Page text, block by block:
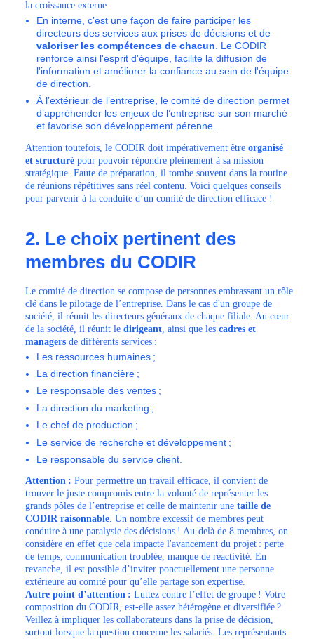
la croissance externe.
En interne, c’est une façon de faire participer les
directeurs des services aux prises de décisions et de
valoriser les compétences de chacun . Le CODIR
renforce ainsi l'esprit d'équipe, facilite la diffusion de
l'information et améliorer la confiance au sein de l'équipe
de direction.
À l’extérieur de l’entreprise, le comité de direction permet
d’appréhender les enjeux de l’entreprise sur son marché
et favorise son développement pérenne.
Attention toutefois, le CODIR doit impérativement être organisé
et structuré pour pouvoir répondre pleinement à sa mission
stratégique. Faute de préparation, il tombe souvent dans la routine
de réunions répétitives sans réel contenu. Voici quelques conseils
pour parvenir à la conduite d’un comité de direction efficace !
2. Le choix pertinent des
membres du CODIR
Le comité de direction se compose de personnes embrassant un rôle
clé dans le pilotage de l’entreprise. Dans le cas d'un groupe de
société, il réunit les directeurs généraux de chaque filiale. Au cœur
de la société, il réunit le dirigeant , ainsi que les cadres et
managers de différents services :
Les ressources humaines ;
La direction financière ;
Le responsable des ventes ;
La direction du marketing ;
Le chef de production ;
Le service de recherche et développement ;
Le responsable du service client.
Attention : Pour permettre un travail efficace, il convient de
trouver le juste compromis entre la volonté de représenter les
grands pôles de l’entreprise et celle de maintenir une taille de
CODIR raisonnable. Un nombre excessif de membres peut
conduire à une paralysie des décisions ! Au-delà de 8 membres, on
considère en effet que cela impacte l'avancement du projet : perte
de temps, communication troublée, manque de réactivité. En
revanche, il est possible d’inviter ponctuellement une personne
extérieure au comité pour qu’elle partage son expertise.
Autre point d’attention : Luttez contre l’effet de groupe ! Votre
composition du CODIR, est-elle assez hétérogène et diversifiée ?
Veillez à impliquer les collaborateurs dans la prise de décision,
surtout lorsque la question concerne les salariés. Les représentants